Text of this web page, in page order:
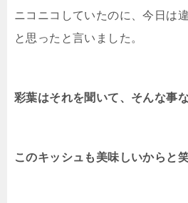
ニコニコしていたのに、今日は
と思ったと言いました。
彩葉はそれを聞いて、そんな事な
このキッシュも美味しいからと笑